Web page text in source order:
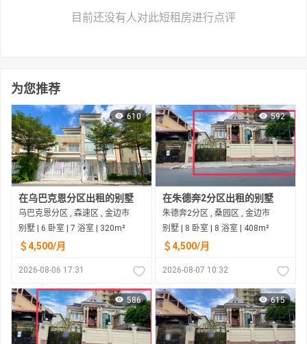
目前还没有人对此短租房进行点评
为您推荐
610
在乌巴克恩分区出租的别墅
乌巴克恩分区 , 森速区 , 金边市
别墅 | 6 卧室 | 7 浴室 | 320m²
＄4,500/月
2026-08-06 17:31
592
在朱德奔2分区出租的别墅
朱德奔2分区 , 桑园区 , 金边市
别墅 | 8 卧室 | 8 浴室 | 408m²
＄4,500/月
2026-08-07 10:32
586 615